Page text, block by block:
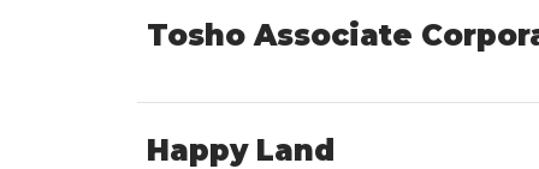
Tosho Associate
Happy Land